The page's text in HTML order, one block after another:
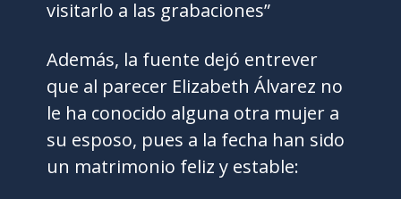
visitarlo a las grabaciones”
Además, la fuente dejó entrever
que al parecer Elizabeth Álvarez no
le ha conocido alguna otra mujer a
su esposo, pues a la fecha han sido
un matrimonio feliz y estable: